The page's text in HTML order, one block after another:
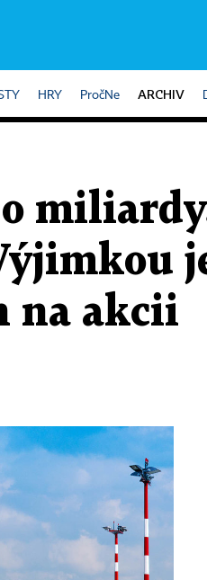
HRY PročNe ARCHIV
na akcii